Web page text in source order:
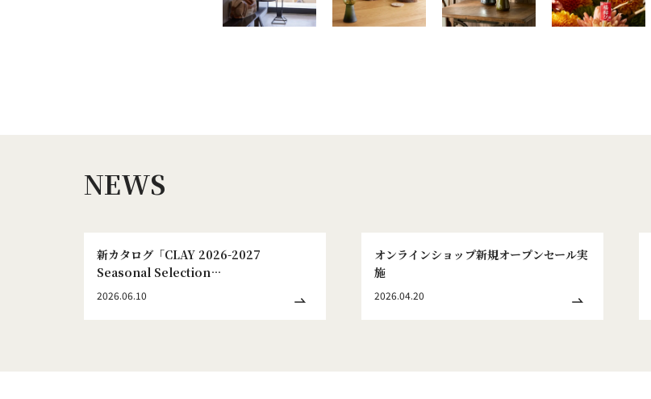
NEWS
新カタログ「CLAY 2026-2027
Seasonal Selection
WINTER&SPRING No.186」発刊のお
2026.06.10
オンラインショップ新規オープンセール実
施
2026.04.20